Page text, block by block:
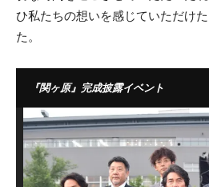
ひ私たちの想いを感じていただけ
た。
『関ヶ原』完成披露イベント